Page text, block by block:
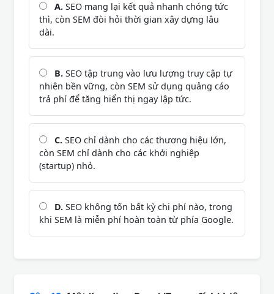
A. SEO mang lại kết quả nhanh chóng tức
thì, còn SEM đòi hỏi thời gian xây dựng lâu
dài.
B. SEO tập trung vào lưu lượng truy cập tự
nhiên bền vững, còn SEM sử dụng quảng cáo
trả phí để tăng hiển thị ngay lập tức.
C. SEO chỉ dành cho các thương hiệu lớn,
còn SEM chỉ dành cho các khởi nghiệp
(startup) nhỏ.
D. SEO không tốn bất kỳ chi phí nào, trong
khi SEM là miễn phí hoàn toàn từ phía Google.